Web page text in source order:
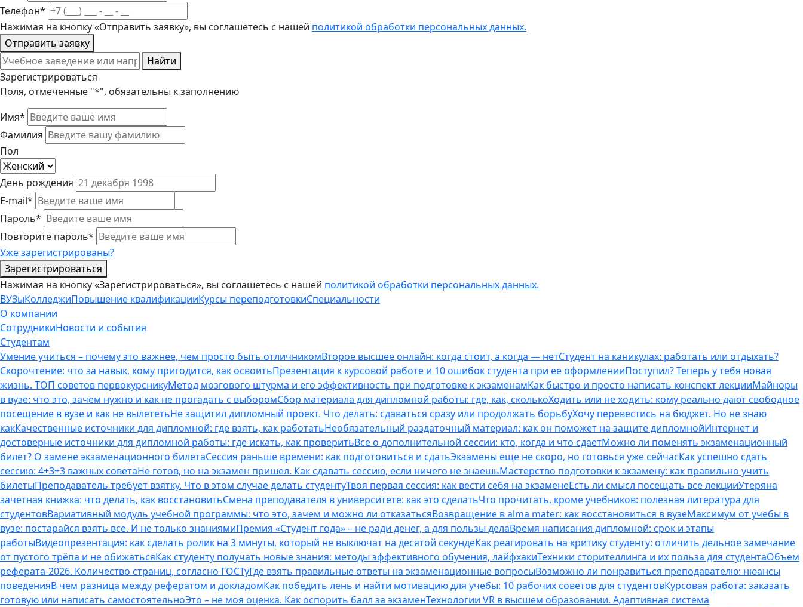
Телефон*
Нажимая на кнопку «Отправить заявку», вы соглашетесь с нашей политикой обработки персональных данных.
Отправить заявку
Найти
Зарегистрироваться
Поля, отмеченные "*", обязательны к заполнению
Имя*
Фамилия
Пол
День рождения
E-mail*
Пароль*
Повторите пароль*
Уже зарегистрированы?
Зарегистрироваться
Нажимая на кнопку «Зарегистрироваться», вы соглашетесь с нашей политикой обработки персональных данных.
ВУЗыКолледжиПовышение квалификацииКурсы переподготовкиСпециальности
О компании
СотрудникиНовости и события
Студентам
Умение учиться – почему это важнее, чем просто быть отличникомВторое высшее онлайн: когда стоит, а когда — нетСтудент на каникулах: работать или отдыхать?
Скорочтение: что за навык, кому пригодится, как освоитьПрезентация к курсовой работе и 10 ошибок студента при ее оформленииПоступил? Теперь у тебя новая
жизнь. ТОП советов первокурсникуМетод мозгового штурма и его эффективность при подготовке к экзаменамКак быстро и просто написать конспект лекцииМайноры
в вузе: что это, зачем нужно и как не прогадать с выборомСбор материала для дипломной работы: где, как, сколькоХодить или не ходить: кому реально дают свободное
посещение в вузе и как не вылететьНе защитил дипломный проект. Что делать: сдаваться сразу или продолжать борьбуХочу перевестись на бюджет. Но не знаю
какКачественные источники для дипломной: где взять, как работатьНеобязательный раздаточный материал: как он поможет на защите дипломнойИнтернет и
достоверные источники для дипломной работы: где искать, как проверитьВсе о дополнительной сессии: кто, когда и что сдаетМожно ли поменять экзаменационный
билет? О замене экзаменационного билетаСессия раньше времени: как подготовиться и сдатьЭкзамены еще не скоро, но готовься уже сейчасКак успешно сдать
сессию: 4+3+3 важных советаНе готов, но на экзамен пришел. Как сдавать сессию, если ничего не знаешьМастерство подготовки к экзамену: как правильно учить
билетыПреподаватель требует взятку. Что в этом случае делать студентуТвоя первая сессия: как вести себя на экзаменеЕсть ли смысл посещать все лекцииУтеряна
зачетная книжка: что делать, как восстановитьСмена преподавателя в университете: как это сделатьЧто прочитать, кроме учебников: полезная литература для
студентовВариативный модуль учебной программы: что это, зачем и можно ли отказатьсяВозвращение в alma mater: как восстановиться в вузеМаксимум от учебы в
вузе: постарайся взять все. И не только знаниямиПремия «Студент года» – не ради денег, а для пользы делаВремя написания дипломной: срок и этапы
работыВидеопрезентация: как сделать ролик на 3 минуты, который не выключат на десятой секундеКак реагировать на критику студенту: отличить дельное замечание
от пустого трёпа и не обижатьсяКак студенту получать новые знания: методы эффективного обучения, лайфхакиТехники сторителлинга и их польза для студентаОбъем
реферата-2026. Количество страниц, согласно ГОСТуГде взять правильные ответы на экзаменационные вопросыВозможно ли понравиться преподавателю: нюансы
поведенияВ чем разница между рефератом и докладомКак победить лень и найти мотивацию для учебы: 10 рабочих советов для студентовКурсовая работа: заказать
готовую или написать самостоятельноЭто – не моя оценка. Как оспорить балл за экзаменТехнологии VR в высшем образовании. Адаптивная система